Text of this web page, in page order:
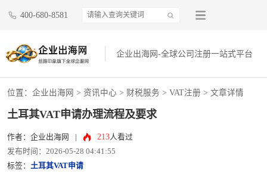
400-680-8581
企业出海网-全球公司注册一站式平台
位置： 企业出海网 > 资讯中心 > 财税服务 > VAT注册 > 文章详情
土耳其VAT申请办理流程及要求
作者：企业出海网 213人看过
发布时间：2026-05-28 04:41:55
标签： 土耳其VAT申请